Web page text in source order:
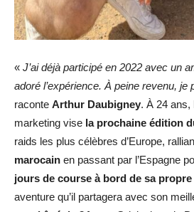
« J’ai déjà participé en 2022 avec un
adoré l’expérience. À peine revenu, je
raconte Arthur Daubigney. À 24 ans,
marketing vise la prochaine édition
raids les plus célèbres d’Europe,
marocain en passant par l’Espagne
jours de course à bord de sa
aventure qu’il partagera avec son